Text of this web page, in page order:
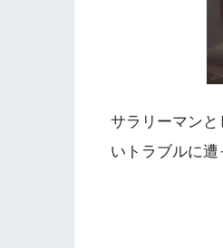
サラリーマン
いトラブルに遭